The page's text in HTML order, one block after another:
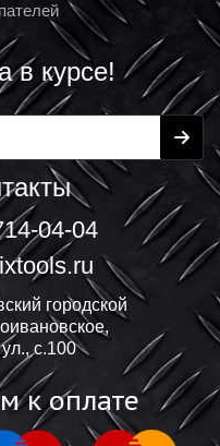
в курсе!
04-04
городской
с.100
к оплате